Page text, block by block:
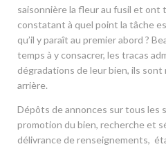
saisonnière la fleur au fusil et ont
constatant à quel point la tâche
qu’il y paraît au premier abord ?
temps à y consacrer, les tracas
dégradations de leur bien, ils sont
arrière.
Dépôts de annonces sur tous les
promotion du bien, recherche et
délivrance de renseignements,